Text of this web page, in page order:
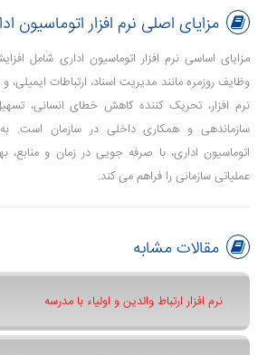
مزایای اصلی نرم افزار
مزایای اساسی نرم ‌افزار اتوماسیون اداری شامل
وظایف روزمره مانند مدیریت اسناد، ارتباطات
نرم ‌افزار، تحریک ‌کننده کاهش خطای انسانی،
سازماندهی و همکاری داخلی در سازمان است. به
اتوماسیون اداری، با صرفه ‌جویی در زمان و منابع،
عملیاتی سازمانی را فراهم می‌ کند.
مقالات مشابه
نرم افزار ارتباط والدین و اولیاء با مدرسه